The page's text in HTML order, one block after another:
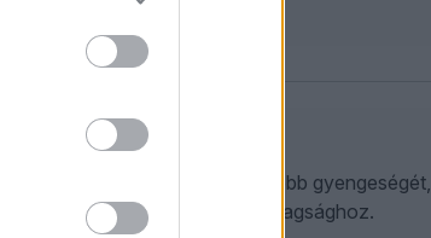
szerzett vagyonok legnagyobb gyengeségét,
szerzett gazdagsághoz.